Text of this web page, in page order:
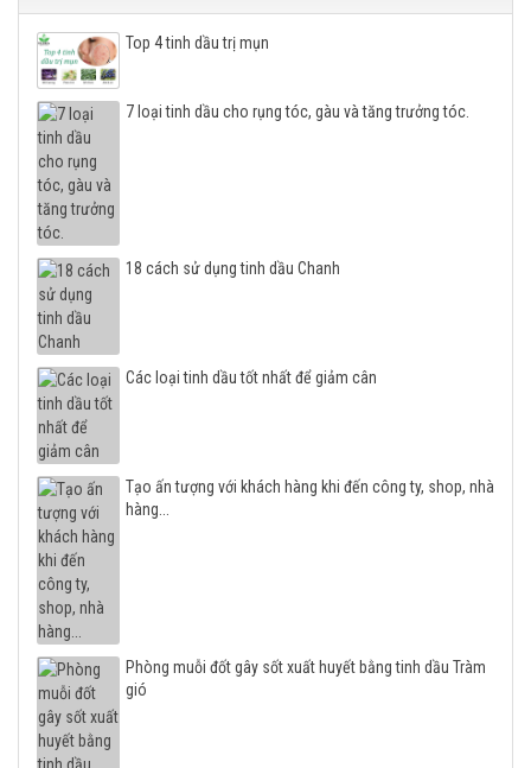
Top 4 tinh dầu trị mụn
7 loại tinh dầu cho rụng tóc, gàu và tăng trưởng tóc.
18 cách sử dụng tinh dầu Chanh
Các loại tinh dầu tốt nhất để giảm cân
Tạo ấn tượng với khách hàng khi đến công ty, shop, nhà
hàng...
Phòng muỗi đốt gây sốt xuất huyết bằng tinh dầu Tràm
gió